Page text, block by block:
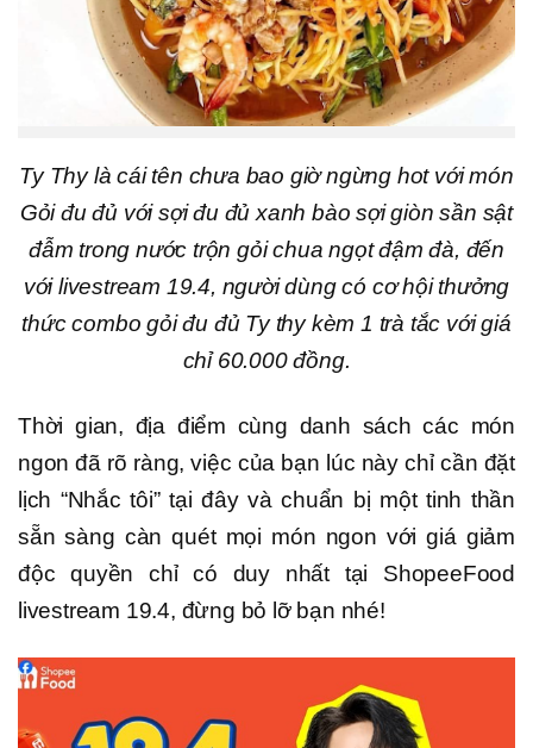
Ty Thy là cái tên chưa bao giờ ngừng hot với món
Gỏi đu đủ với sợi đu đủ xanh bào sợi giòn sần sật
đẫm trong nước trộn gỏi chua ngọt đậm đà, đến
với livestream 19.4, người dùng có cơ hội thưởng
thức combo gỏi đu đủ Ty thy kèm 1 trà tắc với giá
chỉ 60.000 đồng.
Thời gian, địa điểm cùng danh sách các món
ngon đã rõ ràng, việc của bạn lúc này chỉ cần đặt
lịch “Nhắc tôi” tại đây và chuẩn bị một tinh thần
sẵn sàng càn quét mọi món ngon với giá giảm
độc quyền chỉ có duy nhất tại ShopeeFood
livestream 19.4, đừng bỏ lỡ bạn nhé!